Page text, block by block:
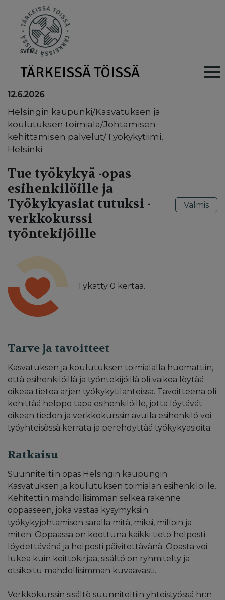
SVEN
TÄRKEISSÄ TÖISSÄ Main
12.6.2026
Helsingin kaupunki/Kasvatuksen ja
koulutuksen toimiala/Johtamisen
kehittämisen palvelut/Työkykytiimi,
Helsinki
Tue työkykyä -opas
esihenkilöille ja
Työkykyasiat tutuksi -
verkkokurssi
työntekijöille
Tykätty 0 kertaa.
Valmis
Tarve ja tavoitteet
Kasvatuksen ja koulutuksen toimialalla huomattiin,
että esihenkilöillä ja työntekijöillä oli vaikea löytää
oikeaa tietoa arjen työkykytilanteissa. Tavoitteena oli
kehittää helppo tapa esihenkilöille, jotta löytävät
oikean tiedon ja verkkokurssin avulla esihenkilö voi
työyhteisössä kerrata ja perehdyttää työkykyasioita.
Ratkaisu
Suunniteltiin opas Helsingin kaupungin
Kasvatuksen ja koulutuksen toimialan esihenkilöille.
Kehitettiin mahdollisimman selkeä rakenne
oppaaseen, joka vastaa kysymyksiin
työkykyjohtamisen saralla mitä, miksi, milloin ja
miten. Oppaassa on koottuna kaikki tieto helposti
löydettävänä ja helposti päivitettävänä. Opasta voi
lukea kuin keittokirjaa, sisältö on ryhmitelty ja
otsikoitu mahdollisimman kuvaavasti.
Verkkokurssin sisältö suunniteltiin yhteistyössä hr:n